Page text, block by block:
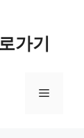
가기
메